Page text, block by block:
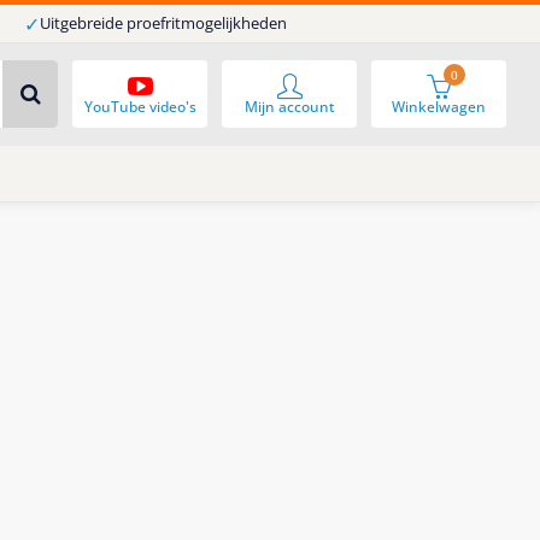
✓Uitgebreide proefritmogelijkheden
YouTube video's Winkelwagen
0
Mijn account